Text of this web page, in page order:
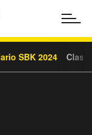
SBK 2024